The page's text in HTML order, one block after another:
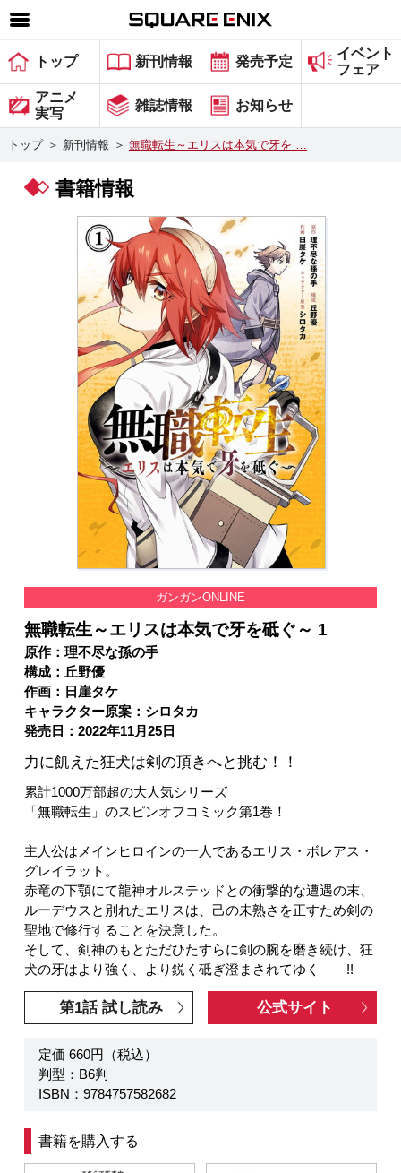
SQUARE ENIX 公式サイトメニュー
ゲーム
マガジン＆ブックス
グッズ
会社情報 採用情報
スクウェア・エニックス サイト内検索
トップ 新刊情報 発売予定
イベント
フェア
アニメ
実写
雑誌情報 お知らせ
トップ ＞ 新刊情報 ＞ 無職転生～エリスは本気で牙を …
書籍情報
ガンガンONLINE
無職転生～エリスは本気で牙を砥ぐ～ 1
原作：理不尽な孫の手
構成：丘野優
作画：日崖タケ
キャラクター原案：シロタカ
発売日：2022年11月25日
力に飢えた狂犬は剣の頂きへと挑む！！
累計1000万部超の大人気シリーズ
「無職転生」のスピンオフコミック第1巻！
主人公はメインヒロインの一人であるエリス・ボレアス・
グレイラット。
赤竜の下顎にて龍神オルステッドとの衝撃的な遭遇の末、
ルーデウスと別れたエリスは、己の未熟さを正すため剣の
聖地で修行することを決意した。
そして、剣神のもとただひたすらに剣の腕を磨き続け、狂
犬の牙はより強く、より鋭く砥ぎ澄まされてゆく――!!
第1話 試し読み 公式サイト
定価 660円（税込）
判型：B6判
ISBN：9784757582682
書籍を購入する